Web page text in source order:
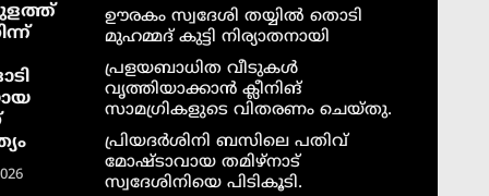
ഊരകം സ്വദേശി തയ്യിൽ തൊടി
മുഹമ്മദ് കുട്ടി നിര്യാതനായി
പ്രളയബാധിത വീടുകൾ
വൃത്തിയാക്കാൻ ക്ലീനിങ്
സാമഗ്രികളുടെ വിതരണം ചെയ്തു.
പ്രിയദർശിനി ബസിലെ പതിവ്
മോഷ്ടാവായ തമിഴ്നാട്
സ്വദേശിനിയെ പിടികൂടി.